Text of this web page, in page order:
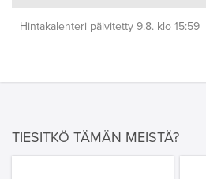
Hintakalenteri päivitetty 9.8. klo 15:59
TIESITKÖ TÄMÄN MEISTÄ?